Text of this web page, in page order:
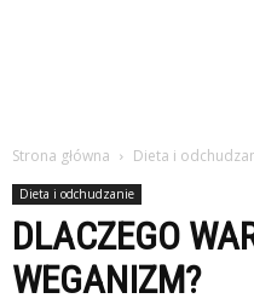
Strona główna Dieta i
Dieta i odchudzanie
DLACZEGO
WEGANIZM?